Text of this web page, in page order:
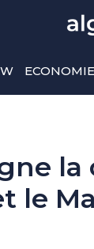
ECONOMIE
la
le